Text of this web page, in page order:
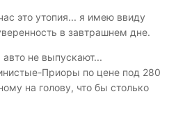
это утопия... я имею ввиду
в завтрашнем дне.
не выпускают...
Приоры по цене под 280
на голову, что бы столько